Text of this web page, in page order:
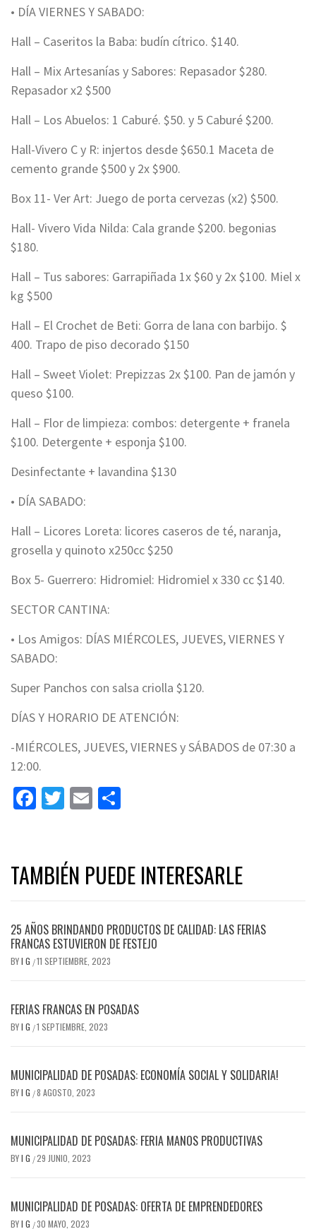
• DÍA VIERNES Y SABADO:
Hall – Caseritos la Baba: budín cítrico. $140.
Hall – Mix Artesanías y Sabores: Repasador $280.
Repasador x2 $500
Hall – Los Abuelos: 1 Caburé. $50. y 5 Caburé $200.
Hall-Vivero C y R: injertos desde $650.1 Maceta de
cemento grande $500 y 2x $900.
Box 11- Ver Art: Juego de porta cervezas (x2) $500.
Hall- Vivero Vida Nilda: Cala grande $200. begonias
$180.
Hall – Tus sabores: Garrapiñada 1x $60 y 2x $100. Miel x
kg $500
Hall – El Crochet de Beti: Gorra de lana con barbijo. $
400. Trapo de piso decorado $150
Hall – Sweet Violet: Prepizzas 2x $100. Pan de jamón y
queso $100.
Hall – Flor de limpieza: combos: detergente + franela
$100. Detergente + esponja $100.
Desinfectante + lavandina $130
• DÍA SABADO:
Hall – Licores Loreta: licores caseros de té, naranja,
grosella y quinoto x250cc $250
Box 5- Guerrero: Hidromiel: Hidromiel x 330 cc $140.
SECTOR CANTINA:
• Los Amigos: DÍAS MIÉRCOLES, JUEVES, VIERNES Y
SABADO:
Super Panchos con salsa criolla $120.
DÍAS Y HORARIO DE ATENCIÓN:
-MIÉRCOLES, JUEVES, VIERNES y SÁBADOS de 07:30 a
12:00.
Facebook
Twitter
Email
TAMBIÉN PUEDE INTERESARLE
25 AÑOS BRINDANDO PRODUCTOS DE CALIDAD: LAS FERIAS
FRANCAS ESTUVIERON DE FESTEJO
BYI G /11 SEPTIEMBRE, 2023
FERIAS FRANCAS EN POSADAS
BYI G /1 SEPTIEMBRE, 2023
MUNICIPALIDAD DE POSADAS: ECONOMÍA SOCIAL Y SOLIDARIA!
BYI G /8 AGOSTO, 2023
MUNICIPALIDAD DE POSADAS: FERIA MANOS PRODUCTIVAS
BYI G /29 JUNIO, 2023
MUNICIPALIDAD DE POSADAS: OFERTA DE EMPRENDEDORES
BYI G /30 MAYO, 2023